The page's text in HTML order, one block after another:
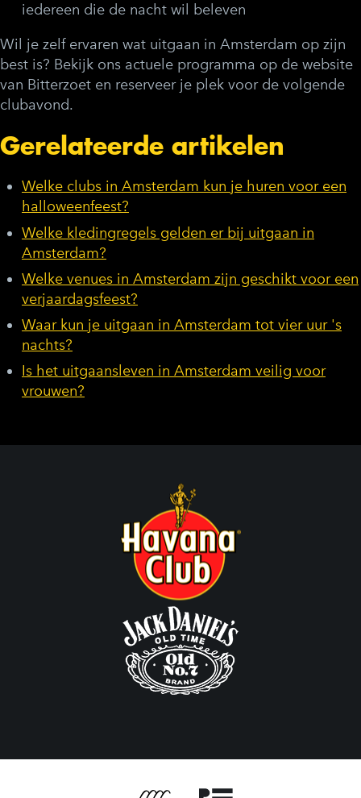
iedereen die de nacht wil beleven
Wil je zelf ervaren wat uitgaan in Amsterdam op zijn
best is? Bekijk ons actuele programma op de website
van Bitterzoet en reserveer je plek voor de volgende
clubavond.
Gerelateerde artikelen
Welke clubs in Amsterdam kun je huren voor een
halloweenfeest?
Welke kledingregels gelden er bij uitgaan in
Amsterdam?
Welke venues in Amsterdam zijn geschikt voor een
verjaardagsfeest?
Waar kun je uitgaan in Amsterdam tot vier uur 's
nachts?
Is het uitgaansleven in Amsterdam veilig voor
vrouwen?